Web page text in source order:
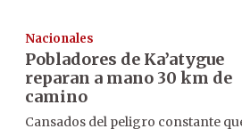
Nacionales
Pobladores de Ka’atygue
reparan a mano 30 km de
camino
Cansados del peligro constante